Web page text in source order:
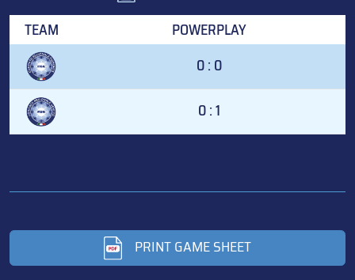
TEAM
POWERPLAY
0 : 0
0 : 1
PRINT GAME SHEET